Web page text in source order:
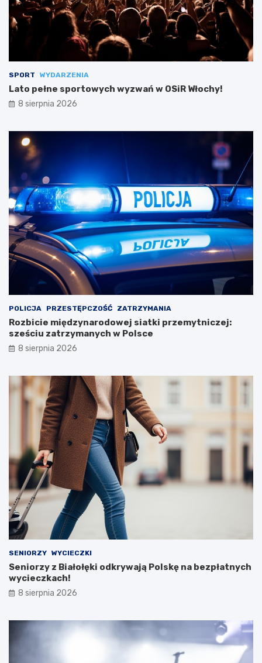
SPORT WYDARZENIA
Lato pełne sportowych wyzwań w OSiR Włochy!
8 sierpnia 2026
POLICJA PRZESTĘPCZOŚĆ ZATRZYMANIA
Rozbicie międzynarodowej siatki przemytniczej:
sześciu zatrzymanych w Polsce
8 sierpnia 2026
SENIORZY WYCIECZKI
Seniorzy z Białołęki odkrywają Polskę na bezpłatnych
wycieczkach!
8 sierpnia 2026